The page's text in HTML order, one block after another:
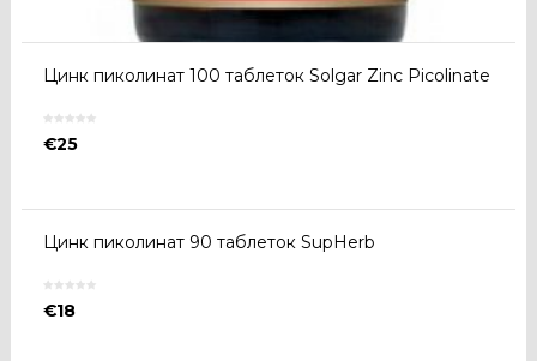
Цинк пиколинат 100 таблеток Solgar Zinc Picolinate
€25
Цинк пиколинат 90 таблеток SupHerb
€18